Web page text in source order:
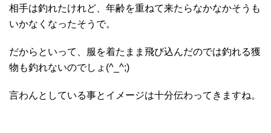
相手は釣れたけれど、年齢を重ねて来たらなかなかそうも
いかなくなったそうで。
だからといって、服を着たまま飛び込んだのでは釣れる獲
物も釣れないのでしょ(^_^;)
言わんとしている事とイメージは十分伝わってきますね。